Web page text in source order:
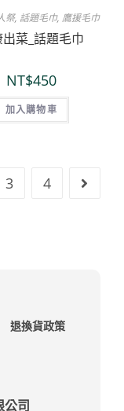
祭, 話題毛巾, 鷹援毛巾
菜_話題毛巾
NT$450
加入購物車
3 4
退換貨政策
公司